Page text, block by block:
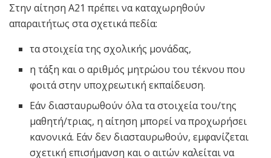
Στην αίτηση Α21 πρέπει να καταχωρηθούν
απαραιτήτως στα σχετικά πεδία:
τα στοιχεία της σχολικής μονάδας,
η τάξη και ο αριθμός μητρώου του τέκνου που
φοιτά στην υποχρεωτική εκπαίδευση.
Εάν διασταυρωθούν όλα τα στοιχεία του/της
μαθητή/τριας, η αίτηση μπορεί να προχωρήσει
κανονικά. Εάν δεν διασταυρωθούν, εμφανίζεται
σχετική επισήμανση και ο αιτών καλείται να